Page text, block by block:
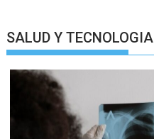
SALUD Y TECNOLOGIA